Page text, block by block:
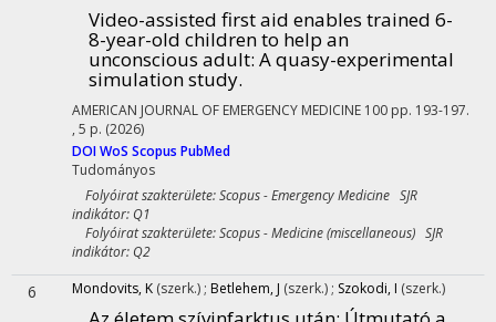
Video-assisted first aid enables trained 6-
8-year-old children to help an
unconscious adult: A quasy-experimental
simulation study.
AMERICAN JOURNAL OF EMERGENCY MEDICINE 100 pp. 193-197.
, 5 p. (2026)
DOIWoS Scopus PubMed
Tudományos
Folyóirat szakterülete: Scopus - Emergency Medicine SJR
indikátor: Q1
Folyóirat szakterülete: Scopus - Medicine (miscellaneous) SJR
indikátor: Q2
6 Mondovits, K (szerk.) ; Betlehem, J (szerk.) ; Szokodi, I (szerk.)